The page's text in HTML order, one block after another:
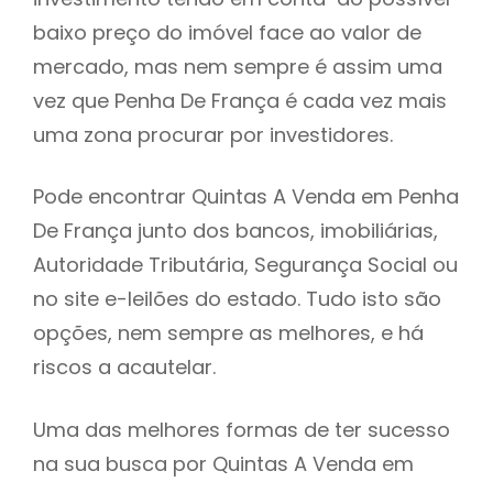
baixo preço do imóvel face ao valor de
mercado, mas nem sempre é assim uma
vez que Penha De França é cada vez mais
uma zona procurar por investidores.
Pode encontrar Quintas A Venda em Penha
De França junto dos bancos, imobiliárias,
Autoridade Tributária, Segurança Social ou
no site e-leilões do estado. Tudo isto são
opções, nem sempre as melhores, e há
riscos a acautelar.
Uma das melhores formas de ter sucesso
na sua busca por Quintas A Venda em